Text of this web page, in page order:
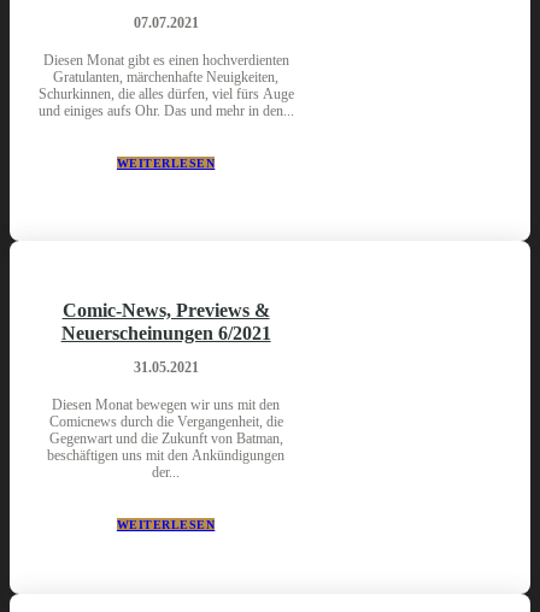
07.07.2021
Diesen Monat gibt es einen hochverdienten
Gratulanten, märchenhafte Neuigkeiten,
Schurkinnen, die alles dürfen, viel fürs Auge
und einiges aufs Ohr. Das und mehr in den...
WEITERLESEN
Comic-News, Previews &
Neuerscheinungen 6/2021
31.05.2021
Diesen Monat bewegen wir uns mit den
Comicnews durch die Vergangenheit, die
Gegenwart und die Zukunft von Batman,
beschäftigen uns mit den Ankündigungen
der...
WEITERLESEN